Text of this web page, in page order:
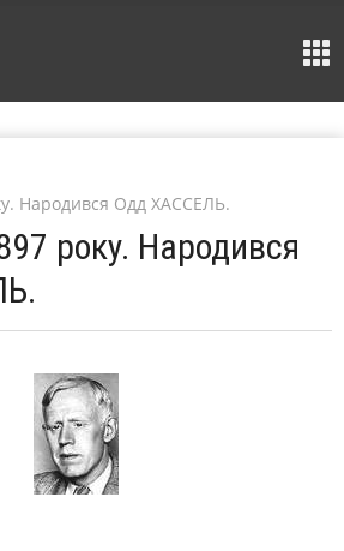
Народився Одд ХАССЕЛЬ.
року. Народився